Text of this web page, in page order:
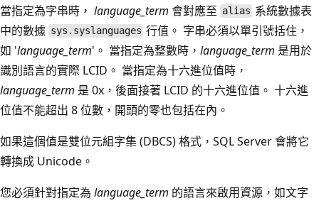
當指定為字串時， language_term 會對應至 alias 系統數據表
中的數據 sys.syslanguages 行值。 字串必須以單引號括住，
如 'language_term'。 當指定為整數時， language_term 是用於
識別語言的實際 LCID。 當指定為十六進位值時，
language_term 是 0x，後面接著 LCID 的十六進位值。 十六進
位值不能超出 8 位數，開頭的零也包括在內。
如果這個值是雙位元組字集 (DBCS) 格式，SQL Server 會將它
轉換成 Unicode。
您必須針對指定為 language_term 的語言來啟用資源，如文字